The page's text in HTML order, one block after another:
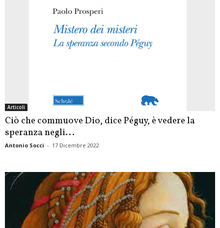
Articoli
Ciò che commuove Dio, dice Péguy, è vedere la
speranza negli...
Antonio Socci - 17 Dicembre 2022